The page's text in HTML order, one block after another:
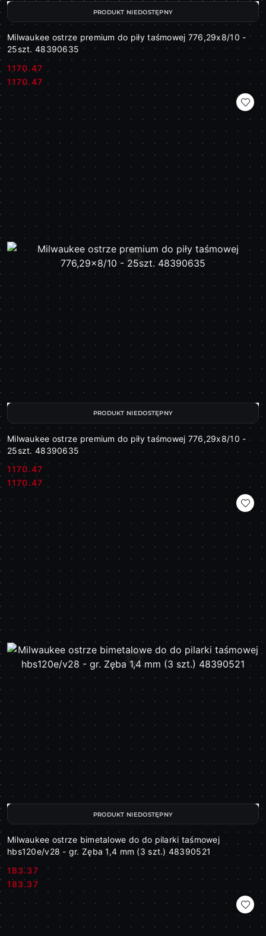
Milwaukee ostrze premium do piły taśmowej 776,29x8/10 -
25szt. 48390635
Cena:
1170.47
Cena:
1170.47
PRODUKT NIEDOSTĘPNY
Milwaukee ostrze premium do piły taśmowej 776,29x8/10 -
25szt. 48390635
Cena:
1170.47
Cena:
1170.47
PRODUKT NIEDOSTĘPNY
Milwaukee ostrze bimetalowe do do pilarki taśmowej
hbs120e/v28 - gr. Zęba 1,4 mm (3 szt.) 48390521
Cena:
183.37
Cena:
183.37
PRODUKT NIEDOSTĘPNY